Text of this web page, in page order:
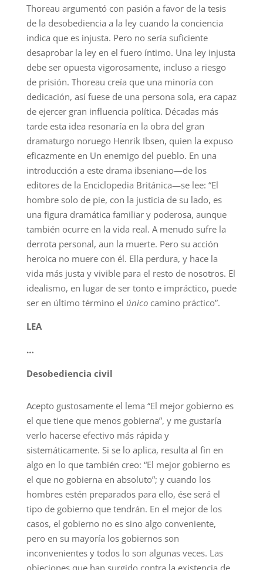
Thoreau argumentó con pasión a favor de la tesis
de la desobediencia a la ley cuando la conciencia
indica que es injusta. Pero no sería suficiente
desaprobar la ley en el fuero íntimo. Una ley injusta
debe ser opuesta vigorosamente, incluso a riesgo
de prisión. Thoreau creía que una minoría con
dedicación, así fuese de una persona sola, era capaz
de ejercer gran influencia política. Décadas más
tarde esta idea resonaría en la obra del gran
dramaturgo noruego Henrik Ibsen, quien la expuso
eficazmente en Un enemigo del pueblo. En una
introducción a este drama ibseniano—de los
editores de la Enciclopedia Británica—se lee: “El
hombre solo de pie, con la justicia de su lado, es
una figura dramática familiar y poderosa, aunque
también ocurre en la vida real. A menudo sufre la
derrota personal, aun la muerte. Pero su acción
heroica no muere con él. Ella perdura, y hace la
vida más justa y vivible para el resto de nosotros. El
idealismo, en lugar de ser tonto e impráctico, puede
ser en último término el únicocamino práctico”.
LEA
…
Desobediencia civil
Acepto gustosamente el lema “El mejor gobierno es
el que tiene que menos gobierna”, y me gustaría
verlo hacerse efectivo más rápida y
sistemáticamente. Si se lo aplica, resulta al fin en
algo en lo que también creo: “El mejor gobierno es
el que no gobierna en absoluto”; y cuando los
hombres estén preparados para ello, ése será el
tipo de gobierno que tendrán. En el mejor de los
casos, el gobierno no es sino algo conveniente,
pero en su mayoría los gobiernos son
inconvenientes y todos lo son algunas veces. Las
objeciones que han surgido contra la existencia de